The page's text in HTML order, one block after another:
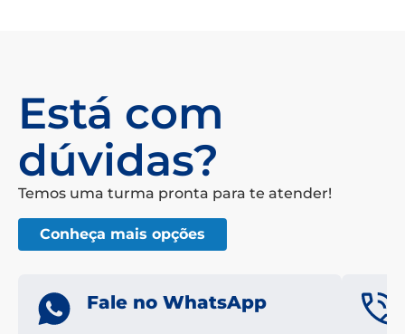
Está com
dúvidas?
Temos uma turma pronta para te atender!
Conheça mais opções
Fale no WhatsApp